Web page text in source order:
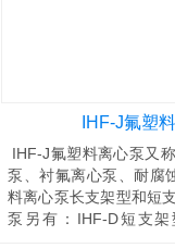
IHF-J氟塑
IHF-J氟塑料离心泵又
泵、衬氟离心泵、耐腐
料离心泵长支架型和短
泵另有：IHF-D短支